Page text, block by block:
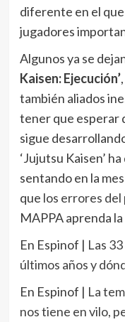
diferente en el
jugadores
Algunos ya se
Kaisen: Ejecución’
también aliados
tener que esperar
sigue
‘Jujutsu Kaisen’
sentando en la
que los errores del
MAPPA aprenda
En Espinof | Las
últimos años y
En Espinof | La
nos tiene en vilo,